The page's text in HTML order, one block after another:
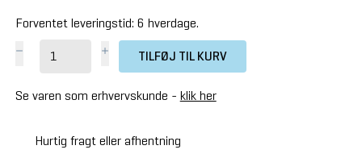
Forventet leveringstid: 6 hverdage.
TILFØJ TIL KURV
Se varen som erhvervskunde - klik her
Hurtig fragt eller afhentning